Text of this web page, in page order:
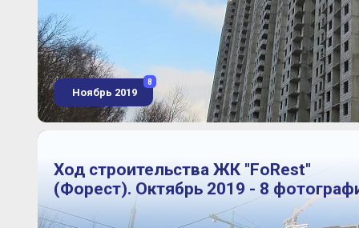
Ноябрь 2019
8
Ход строительства ЖК "FoRest"
(Форест). Октябрь 2019 - 8